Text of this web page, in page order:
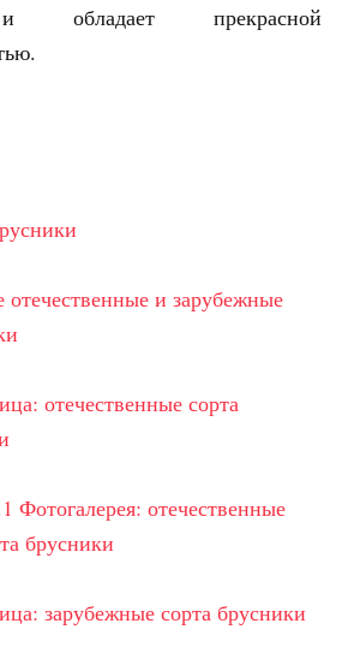
обладает прекрасной
и зарубежные
отечественные сорта
Фотогалерея: отечественные
брусники
зарубежные сорта брусники